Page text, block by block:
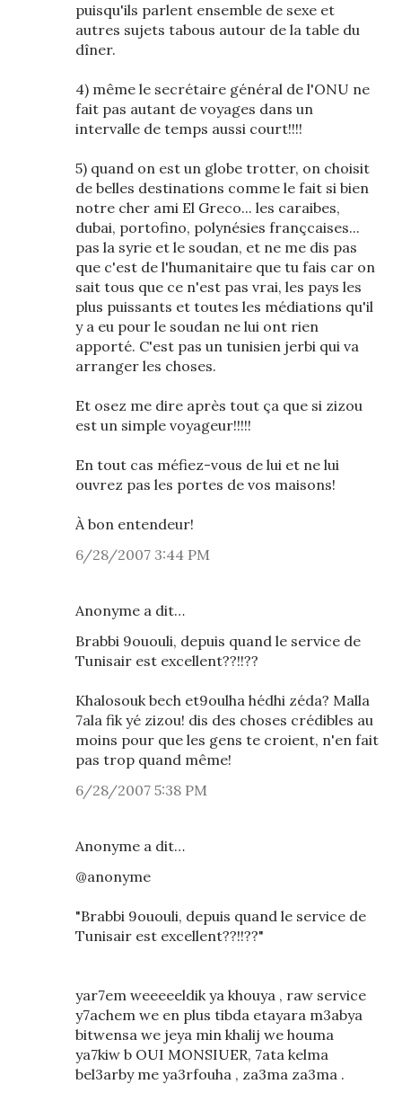
puisqu'ils parlent ensemble de sexe et
autres sujets tabous autour de la table du
dîner.
4) même le secrétaire général de l'ONU ne
fait pas autant de voyages dans un
intervalle de temps aussi court!!!!
5) quand on est un globe trotter, on choisit
de belles destinations comme le fait si bien
notre cher ami El Greco... les caraibes,
dubai, portofino, polynésies françcaises...
pas la syrie et le soudan, et ne me dis pas
que c'est de l'humanitaire que tu fais car on
sait tous que ce n'est pas vrai, les pays les
plus puissants et toutes les médiations qu'il
y a eu pour le soudan ne lui ont rien
apporté. C'est pas un tunisien jerbi qui va
arranger les choses.
Et osez me dire après tout ça que si zizou
est un simple voyageur!!!!!
En tout cas méfiez-vous de lui et ne lui
ouvrez pas les portes de vos maisons!
À bon entendeur!
6/28/2007 3:44 PM
Anonyme a dit…
Brabbi 9ououli, depuis quand le service de
Tunisair est excellent??!!??
Khalosouk bech et9oulha hédhi zéda? Malla
7ala fik yé zizou! dis des choses crédibles au
moins pour que les gens te croient, n'en fait
pas trop quand même!
6/28/2007 5:38 PM
Anonyme a dit…
@anonyme
"Brabbi 9ououli, depuis quand le service de
Tunisair est excellent??!!??"
yar7em weeeeeldik ya khouya , raw service
y7achem we en plus tibda etayara m3abya
bitwensa we jeya min khalij we houma
ya7kiw b OUI MONSIUER, 7ata kelma
bel3arby me ya3rfouha , za3ma za3ma .